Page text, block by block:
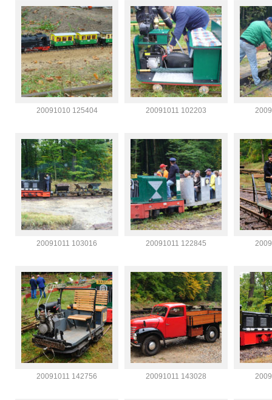
20091010 125404 20091011 102203
20091011 103016 20091011 122845
20091011 142756 20091011 143028